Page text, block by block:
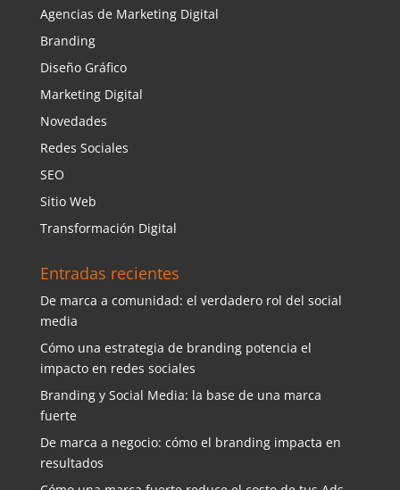
Agencias de Marketing Digital
Branding
Diseño Gráfico
Marketing Digital
Novedades
Redes Sociales
SEO
Sitio Web
Transformación Digital
Entradas recientes
De marca a comunidad: el verdadero rol del social
media
Cómo una estrategia de branding potencia el
impacto en redes sociales
Branding y Social Media: la base de una marca
fuerte
De marca a negocio: cómo el branding impacta en
resultados